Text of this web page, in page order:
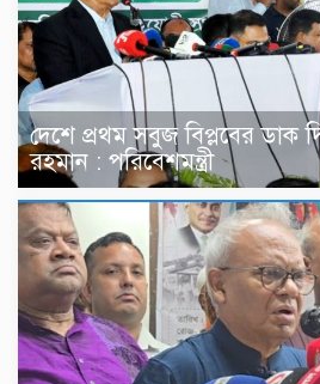
দেশে প্রথম সবুজ বিপ্লবের ডাক
রহমান : পরিবেশমন্ত্রী